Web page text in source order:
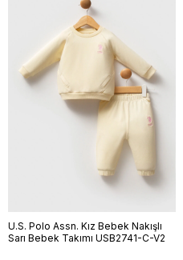
U.S. Polo Assn. Kız Bebek Nakışlı
Sarı Bebek Takımı USB2741-C-V2